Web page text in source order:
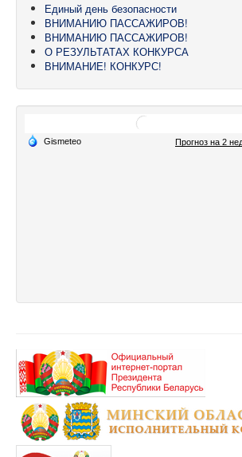
Единый день безопасности
ВНИМАНИЮ ПАССАЖИРОВ!
ВНИМАНИЮ ПАССАЖИРОВ!
О РЕЗУЛЬТАТАХ КОНКУРСА
ВНИМАНИЕ! КОНКУРС!